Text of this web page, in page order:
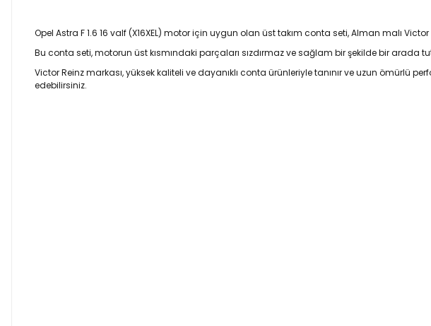
Opel Astra F 1.6 16 valf (X16XEL) motor için uygun olan üst takım conta seti, Alman malı
Bu conta seti, motorun üst kısmındaki parçaları sızdırmaz ve sağlam bir şekilde bir arada
Victor Reinz markası, yüksek kaliteli ve dayanıklı conta ürünleriyle tanınır ve uzun ömürlü
edebilirsiniz.